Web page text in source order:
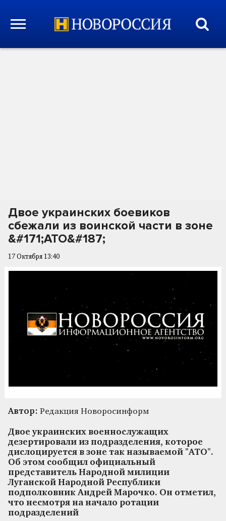
Двое украинских боевиков
сбежали из воинской части в зоне
&#171;АТО&#187;
17 Октября 13:40
Автор: Редакция Новоросинформ
Двое украинских военнослужащих
дезертировали из подразделения, которое
дислоцируется в зоне так называемой "АТО".
Об этом сообщил официальный
представитель Народной милиции
Луганской Народной Республики
подполковник Андрей Марочко. Он отметил,
что несмотря на начало ротации
подразделений